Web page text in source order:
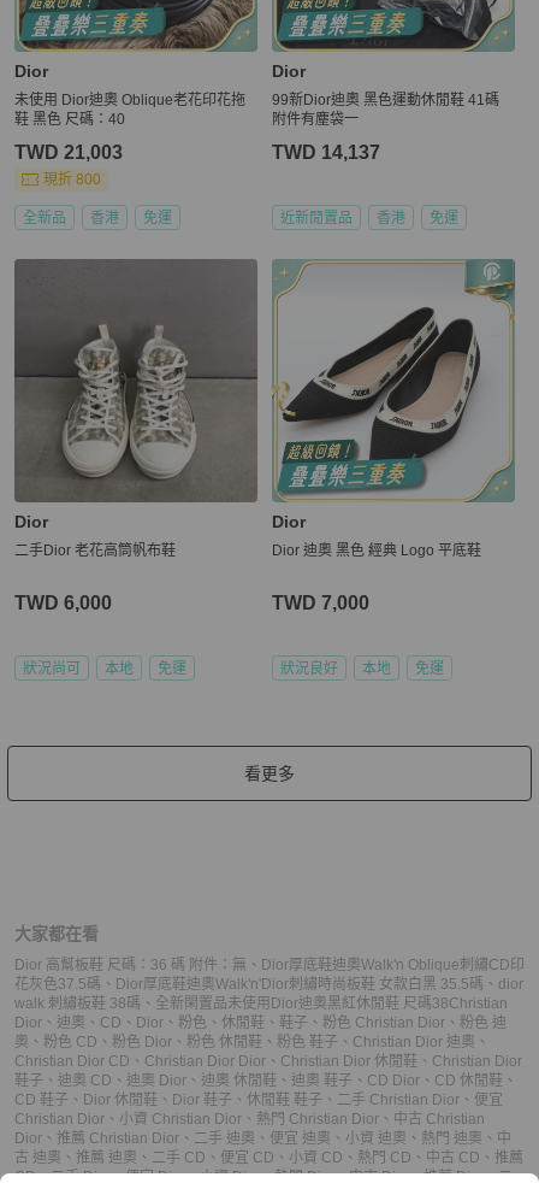
Dior
未使用 Dior迪奧 Oblique老花印花拖
鞋 黑色 尺碼：40
TWD 21,003
現折 800
全新品 香港 免運
Dior
99新Dior迪奧 黑色運動休閒鞋 41碼
附件有塵袋一
TWD 14,137
近新閒置品 香港 免運
Dior
二手Dior 老花高筒帆布鞋
TWD 6,000
狀況尚可 本地 免運
Dior
Dior 迪奧 黑色 經典 Logo 平底鞋
TWD 7,000
狀況良好 本地 免運
看更多
大家都在看
Dior 高幫板鞋 尺碼：36 碼 附件：無 、 Dior厚底鞋迪奧Walk'n Oblique刺繡CD印
花灰色37.5碼 、 Dior厚底鞋迪奧Walk'n'Dior刺繡時尚板鞋 女款白黑 35.5碼 、 dior
walk 刺繡板鞋 38碼 、 全新閑置品未使用Dior迪奧黑紅休閒鞋 尺碼38Christian
Dior 、 迪奧 、 CD 、 Dior 、 粉色 、 休閒鞋 、 鞋子 、 粉色 Christian Dior 、 粉色 迪
奧 、 粉色 CD 、 粉色 Dior 、 粉色 休閒鞋 、 粉色 鞋子 、 Christian Dior 迪奧 、
Christian Dior CD 、 Christian Dior Dior 、 Christian Dior 休閒鞋 、 Christian Dior
鞋子 、 迪奧 CD 、 迪奧 Dior 、 迪奧 休閒鞋 、 迪奧 鞋子 、 CD Dior 、 CD 休閒鞋 、
CD 鞋子 、 Dior 休閒鞋 、 Dior 鞋子 、 休閒鞋 鞋子 、 二手 Christian Dior 、 便宜
Christian Dior 、 小資 Christian Dior 、 熱門 Christian Dior 、 中古 Christian
Dior 、 推薦 Christian Dior 、 二手 迪奧 、 便宜 迪奧 、 小資 迪奧 、 熱門 迪奧 、 中
古 迪奧 、 推薦 迪奧 、 二手 CD 、 便宜 CD 、 小資 CD 、 熱門 CD 、 中古 CD 、 推薦
CD、二手 Dior、便宜 Dior、小資 Dior、熱門 Dior、中古 Dior、推薦 Dior、二